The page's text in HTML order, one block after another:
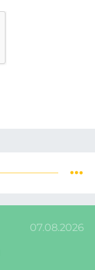
07.08.2026